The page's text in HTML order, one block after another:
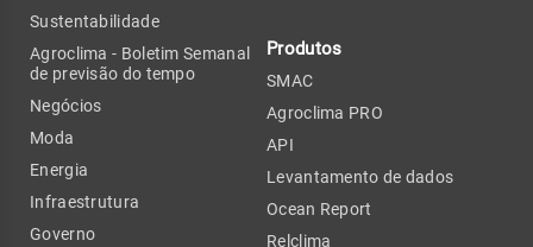
Sustentabilidade
Agroclima - Boletim Semanal
de previsão do tempo
Negócios
Moda
Energia
Infraestrutura
Governo
Produtos
SMAC
Agroclima PRO
API
Levantamento de dados
Ocean Report
Relclima